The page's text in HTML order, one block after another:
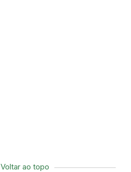
Voltar ao topo